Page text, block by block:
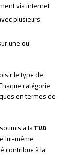
via internet
plusieurs
une ou
le type de
catégorie
en termes de
à laTVA
lui-même
contribue à la